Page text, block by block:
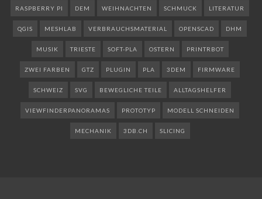
RASPBERRY PI DEM WEIHNACHTEN SCHMUCK LITERATUR
QGIS MESHLAB VERBRAUCHSMATERIAL OPENSCAD DHM
MUSIK TRIESTE SOFT-PLA OSTERN PRINTRBOT
ZWEI FARBEN GTZ PLUGIN PLA 3DEM FIRMWARE
SCHWEIZ SVG BEWEGLICHE TEILE ALLTAGSHELFER
VIEWFINDERPANORAMAS PROTOTYP MODELL SCHNEIDEN
MECHANIK 3DB.CH SLICING